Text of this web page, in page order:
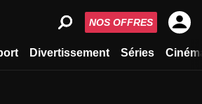
Divertissement Séries
NOS OFFRES